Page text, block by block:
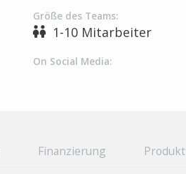
Größe des Teams:
1-10 Mitarbeiter
On Social Media:
Finanzierung Produkt